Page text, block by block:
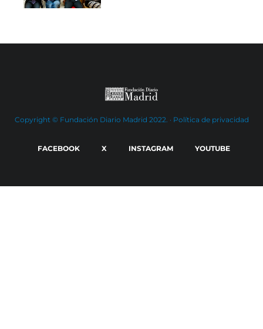
Copyright © Fundación Diario Madrid 2022. · Política de privacidad
FACEBOOK X INSTAGRAM YOUTUBE